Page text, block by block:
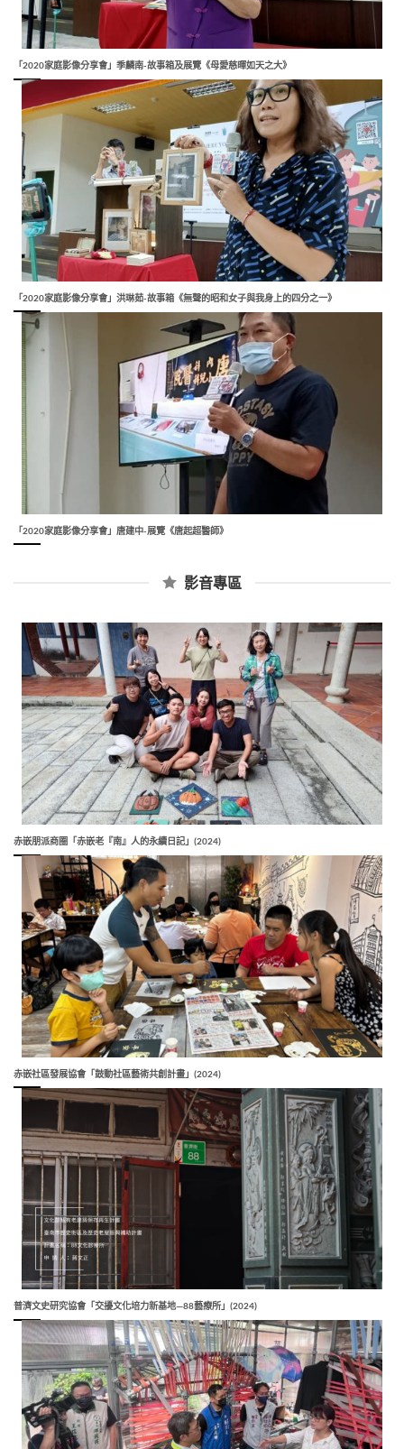
「2020家庭影像分享會」季麟南-故事箱及展覽《母愛慈暉如天之大》
「2020家庭影像分享會」洪琳茹-故事箱《無聲的昭和女子與我身上的四分之一》
「2020家庭影像分享會」唐建中-展覽《唐起超醫師》
影音專區
赤嵌朋派商圈「赤嵌老『南』人的永續日記」(2024)
赤嵌社區發展協會「鼓動社區藝術共創計畫」(2024)
普濟文史研究協會「交擾文化培力新基地—88藝療所」(2024)